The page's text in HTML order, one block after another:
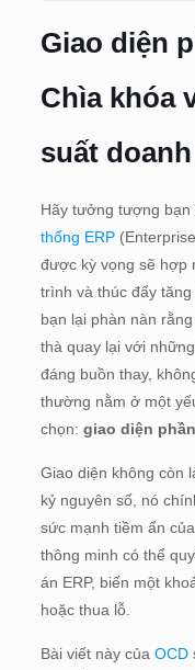
Giao diện
Chìa khóa
suất
Hãy tưởng tượng
thống ERP
được kỳ vọng sẽ hợp
trình và thúc đẩy
bạn lại phàn nàn
thà quay lại với
đáng buồn thay,
thường nằm ở một
chọn: giao diện
Giao diện không còn
kỷ nguyên số, nó
sức mạnh tiềm ẩn
thông minh có thể
án ERP, biến một
hoặc thua lỗ.
Bài viết này của OCD